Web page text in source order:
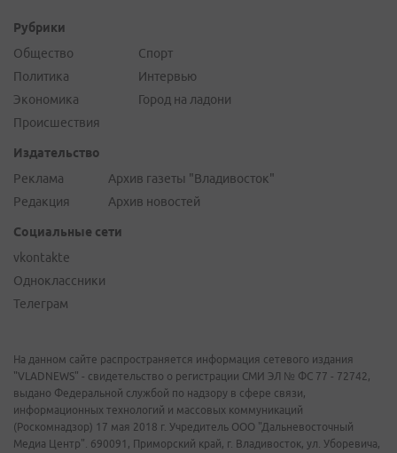
Рубрики
Общество
Политика
Экономика
Происшествия
Спорт
Интервью
Город на ладони
Издательство
Реклама
Редакция
Архив газеты "Владивосток"
Архив новостей
Социальные сети
vkontakte
Одноклассники
Телеграм
На данном сайте распространяется информация сетевого издания
"VLADNEWS" - свидетельство о регистрации СМИ ЭЛ № ФС 77 - 72742,
выдано Федеральной службой по надзору в сфере связи,
информационных технологий и массовых коммуникаций
(Роскомнадзор) 17 мая 2018 г. Учредитель ООО "Дальневосточный
Медиа Центр". 690091, Приморский край, г. Владивосток, ул. Уборевича,